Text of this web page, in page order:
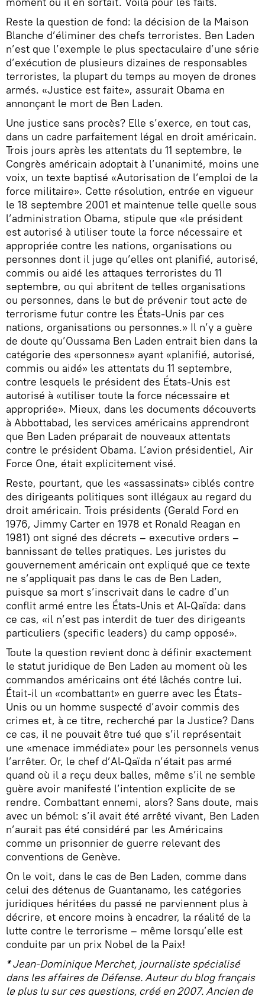
Reste la question de fond: la décision de la Maison
Blanche d’éliminer des chefs terroristes. Ben Laden
n’est que l’exemple le plus spectaculaire d’une série
d’exécution de plusieurs dizaines de responsables
terroristes, la plupart du temps au moyen de drones
armés. «Justice est faite», assurait Obama en
annonçant le mort de Ben Laden.
Une justice sans procès? Elle s’exerce, en tout cas,
dans un cadre parfaitement légal en droit américain.
Trois jours après les attentats du 11 septembre, le
Congrès américain adoptait à l’unanimité, moins une
voix, un texte baptisé «Autorisation de l’emploi de la
force militaire». Cette résolution, entrée en vigueur
le 18 septembre 2001 et maintenue telle quelle sous
l’administration Obama, stipule que «le président
est autorisé à utiliser toute la force nécessaire et
appropriée contre les nations, organisations ou
personnes dont il juge qu’elles ont planifié, autorisé,
commis ou aidé les attaques terroristes du 11
septembre, ou qui abritent de telles organisations
ou personnes, dans le but de prévenir tout acte de
terrorisme futur contre les États-Unis par ces
nations, organisations ou personnes.» Il n’y a guère
de doute qu’Oussama Ben Laden entrait bien dans la
catégorie des «personnes» ayant «planifié, autorisé,
commis ou aidé» les attentats du 11 septembre,
contre lesquels le président des États-Unis est
autorisé à «utiliser toute la force nécessaire et
appropriée». Mieux, dans les documents découverts
à Abbottabad, les services américains apprendront
que Ben Laden préparait de nouveaux attentats
contre le président Obama. L’avion présidentiel, Air
Force One, était explicitement visé.
Reste, pourtant, que les «assassinats» ciblés contre
des dirigeants politiques sont illégaux au regard du
droit américain. Trois présidents (Gerald Ford en
1976, Jimmy Carter en 1978 et Ronald Reagan en
1981) ont signé des décrets – executive orders –
bannissant de telles pratiques. Les juristes du
gouvernement américain ont expliqué que ce texte
ne s’appliquait pas dans le cas de Ben Laden,
puisque sa mort s’inscrivait dans le cadre d’un
conflit armé entre les États-Unis et Al-Qaïda: dans
ce cas, «il n’est pas interdit de tuer des dirigeants
particuliers (specific leaders) du camp opposé».
Toute la question revient donc à définir exactement
le statut juridique de Ben Laden au moment où les
commandos américains ont été lâchés contre lui.
Était-il un «combattant» en guerre avec les États-
Unis ou un homme suspecté d’avoir commis des
crimes et, à ce titre, recherché par la Justice? Dans
ce cas, il ne pouvait être tué que s’il représentait
une «menace immédiate» pour les personnels venus
l’arrêter. Or, le chef d’Al-Qaïda n’était pas armé
quand où il a reçu deux balles, même s’il ne semble
guère avoir manifesté l’intention explicite de se
rendre. Combattant ennemi, alors? Sans doute, mais
avec un bémol: s’il avait été arrêté vivant, Ben Laden
n’aurait pas été considéré par les Américains
comme un prisonnier de guerre relevant des
conventions de Genève.
On le voit, dans le cas de Ben Laden, comme dans
celui des détenus de Guantanamo, les catégories
juridiques héritées du passé ne parviennent plus à
décrire, et encore moins à encadrer, la réalité de la
lutte contre le terrorisme – même lorsqu’elle est
conduite par un prix Nobel de la Paix!
*Jean-Dominique Merchet, journaliste spécialisé
dans les affaires de Défense. Auteur du blog français
le plus lu sur ces questions, créé en 2007. Ancien de